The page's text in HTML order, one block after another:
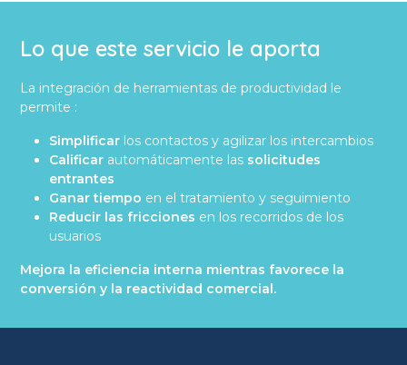
Lo que este servicio le aporta
La integración de herramientas de productividad le
permite :
Simplificar los contactos y agilizar los intercambios
Calificar automáticamente las solicitudes
entrantes
Ganar tiempo en el tratamiento y seguimiento
Reducir las fricciones en los recorridos de los
usuarios
Mejora la eficiencia interna mientras favorece la
conversión y la reactividad comercial.